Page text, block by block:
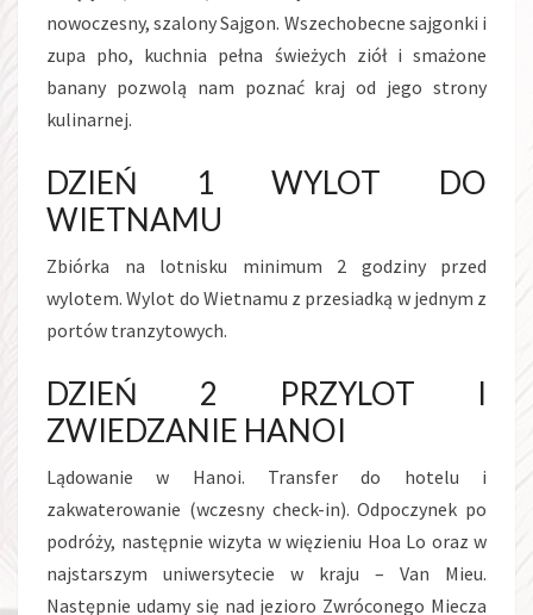
nowoczesny, szalony Sajgon. Wszechobecne sajgonki i
zupa pho, kuchnia pełna świeżych ziół i smażone
banany pozwolą nam poznać kraj od jego strony
kulinarnej.
DZIEŃ 1 WYLOT DO
WIETNAMU
Zbiórka na lotnisku minimum 2 godziny przed
wylotem. Wylot do Wietnamu z przesiadką w jednym z
portów tranzytowych.
DZIEŃ 2 PRZYLOT I
ZWIEDZANIE HANOI
Lądowanie w Hanoi. Transfer do hotelu i
zakwaterowanie (wczesny check-in). Odpoczynek po
podróży, następnie wizyta w więzieniu Hoa Lo oraz w
najstarszym uniwersytecie w kraju – Van Mieu.
Następnie udamy się nad jezioro Zwróconego Miecza